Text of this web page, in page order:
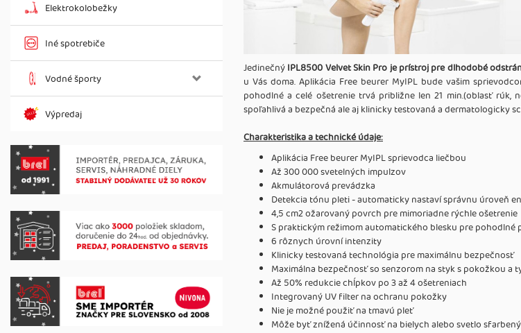
Elektrokolobežky
Iné spotrebiče
Vodné športy
Výpredaj
JedinečnýIPL8500 Velvet Skin Pro je prístroj pre dlhodobé
u Vás doma. Aplikácia Free beurer MyIPL bude vašim
pohodlné a celé ošetrenie trvá približne len 21 min.(oblasť
spoľahlivá a bezpečná ale aj klinicky testovaná a dermatologicky
Charakteristika a technické údaje:
Aplikácia Free beurer MyIPL sprievodca liečbou
Až 300 000 svetelných impulzov
Akmulátorová prevádzka
Detekcia tónu pleti - automaticky nastaví správnu úroveň
4,5 cm2 ožarovaný povrch pre mimoriadne rýchle ošetrenie
S praktickým režimom automatického blesku pre pohodlné
6 rôznych úrovní intenzity
Klinicky testovaná technológia pre maximálnu bezpečnosť
Maximálna bezpečnosť so senzorom na styk s pokožkou a
Až 50% redukcie chĺpkov po 3 až 4 ošetreniach
Integrovaný UV filter na ochranu pokožky
Nie je možné použiť na tmavú pleť
Môže byť znížená účinnosť na bielych alebo svetlo